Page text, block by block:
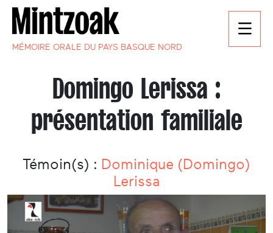
MÉMOIRE ORALE DU PAYS BASQUE NORD
Domingo Lerissa :
présentation familiale
Témoin(s) : Dominique (Domingo)
Lerissa